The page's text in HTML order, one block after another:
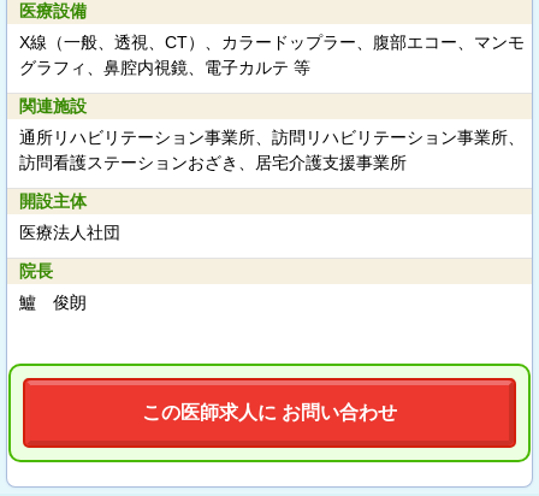
医療設備
X線（一般、透視、CT）、カラードップラー、腹部エコー、マンモ
グラフィ、鼻腔内視鏡、電子カルテ 等
関連施設
通所リハビリテーション事業所、訪問リハビリテーション事業所、
訪問看護ステーションおざき、居宅介護支援事業所
開設主体
医療法人社団
院長
鱸 俊朗
この医師求人に お問い合わせ